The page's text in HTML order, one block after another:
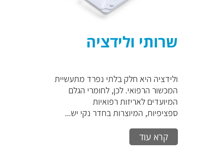
שרותי ולידציה
ולידציה היא חלק בלתי נפרד מתעשיית
המכשור הרפואי. לכן, לחומרי הגלם
המיועדים לאריזות רפואיות
ספציפיות, המיוצרות בחדר נקי יש...
קרא עוד